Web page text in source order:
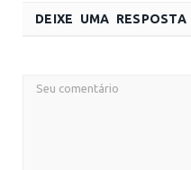
DEIXE UMA RESPOSTA